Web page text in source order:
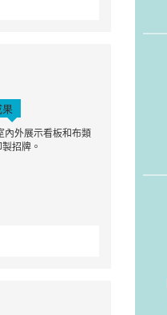
果
內外展示看板和布類
招牌。